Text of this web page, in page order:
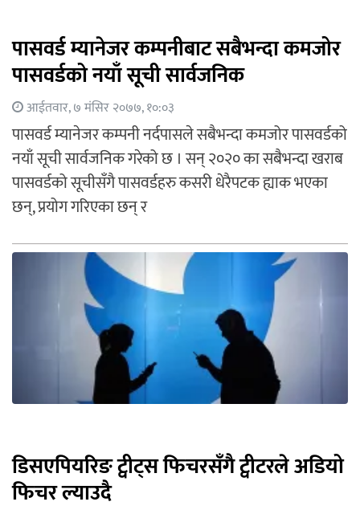
पासवर्ड म्यानेजर कम्पनीबाट सबैभन्दा कमजोर
पासवर्डको नयाँ सूची सार्वजनिक
आईतवार, ७ मंसिर २०७७, १०:०३
पासवर्ड म्यानेजर कम्पनी नर्दपासले सबैभन्दा कमजोर पासवर्डको
नयाँ सूची सार्वजनिक गरेको छ । सन् २०२० का सबैभन्दा खराब
पासवर्डको सूचीसँगै पासवर्डहरु कसरी धेरैपटक ह्याक भएका
छन्, प्रयोग गरिएका छन् र
डिसएपियरिङ ट्वीट्स फिचरसँगै ट्वीटरले अडियो
फिचर ल्याउदै